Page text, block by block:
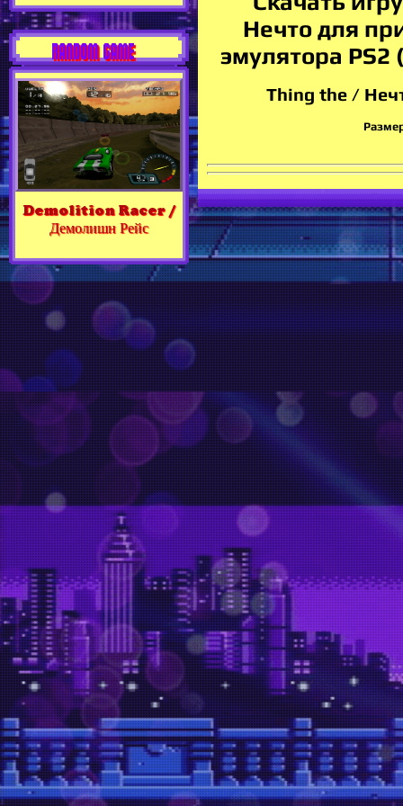
RANDOM GAME
Demolition Racer /
Демолишн Рейс
Нечто для
эмулятора PS2
Thing the /